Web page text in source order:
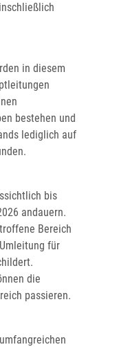
in diesem
bestehen und
lediglich auf
bis
andauern.
Bereich
für
die
passieren.